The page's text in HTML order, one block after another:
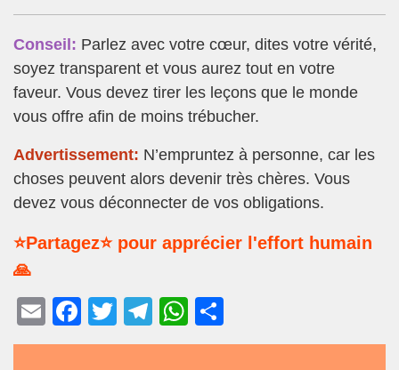
Conseil: Parlez avec votre cœur, dites votre vérité,
soyez transparent et vous aurez tout en votre
faveur. Vous devez tirer les leçons que le monde
vous offre afin de moins trébucher.
Advertissement: N’empruntez à personne, car les
choses peuvent alors devenir très chères. Vous
devez vous déconnecter de vos obligations.
⭐Partagez⭐ pour apprécier l'effort humain
🙏
E
m
F
a
T
wi
T
el
W
h
ar